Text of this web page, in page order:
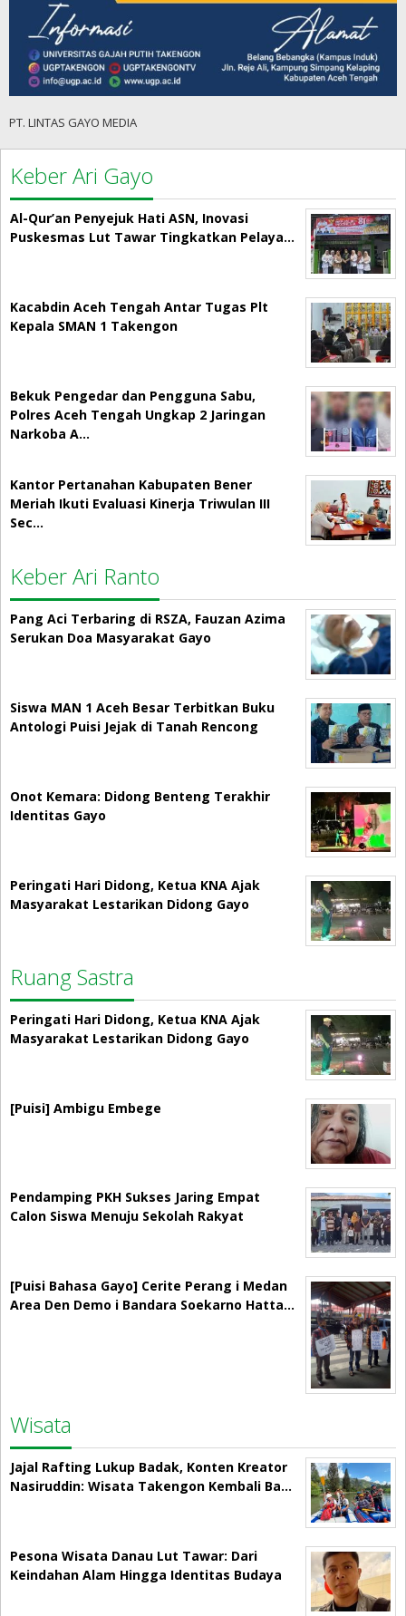
PT. LINTAS GAYO MEDIA
Keber Ari Gayo
Al-Qur’an Penyejuk Hati ASN, Inovasi
Puskesmas Lut Tawar Tingkatkan Pelaya…
Kacabdin Aceh Tengah Antar Tugas Plt
Kepala SMAN 1 Takengon
Bekuk Pengedar dan Pengguna Sabu,
Polres Aceh Tengah Ungkap 2 Jaringan
Narkoba A…
Kantor Pertanahan Kabupaten Bener
Meriah Ikuti Evaluasi Kinerja Triwulan III
Sec…
Keber Ari Ranto
Pang Aci Terbaring di RSZA, Fauzan Azima
Serukan Doa Masyarakat Gayo
Siswa MAN 1 Aceh Besar Terbitkan Buku
Antologi Puisi Jejak di Tanah Rencong
Onot Kemara: Didong Benteng Terakhir
Identitas Gayo
Peringati Hari Didong, Ketua KNA Ajak
Masyarakat Lestarikan Didong Gayo
Ruang Sastra
Peringati Hari Didong, Ketua KNA Ajak
Masyarakat Lestarikan Didong Gayo
[Puisi] Ambigu Embege
Pendamping PKH Sukses Jaring Empat
Calon Siswa Menuju Sekolah Rakyat
[Puisi Bahasa Gayo] Cerite Perang i Medan
Area Den Demo i Bandara Soekarno Hatta…
Wisata
Jajal Rafting Lukup Badak, Konten Kreator
Nasiruddin: Wisata Takengon Kembali Ba…
Pesona Wisata Danau Lut Tawar: Dari
Keindahan Alam Hingga Identitas Budaya